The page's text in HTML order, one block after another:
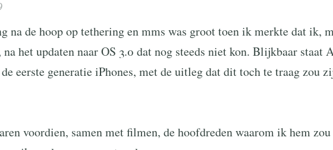
na de hoop op tethering en mms was groot toen ik merkte dat ik,
het updaten naar OS 3.0 dat nog steeds niet kon. Blijkbaar staat
eerste generatie iPhones, met de uitleg dat dit toch te traag zou
voordien, samen met filmen, de hoofdreden waarom ik hem